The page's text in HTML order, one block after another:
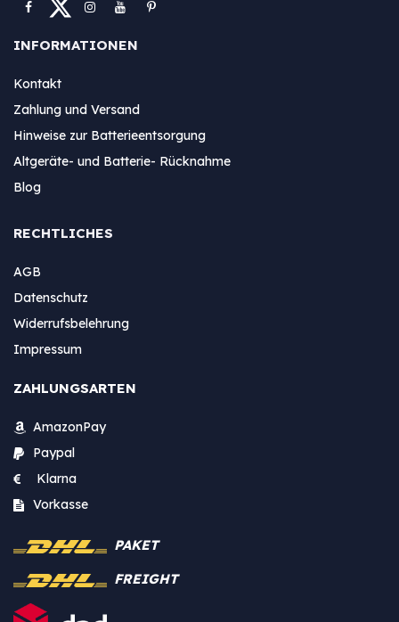
INFORMATIONEN
Kontakt
Zahlung und Versand
Hinweise zur Batterieentsorgung
Altgeräte- und Batterie- Rücknahme
Blog
RECHTLICHES
AGB
Datenschutz
Widerrufsbelehrung
Impressum
ZAHLUNGSARTEN
AmazonPay
Paypal
Klarna
Vorkasse
PAKET
FREIGHT